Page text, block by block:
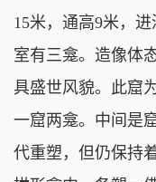
15米，通高9米，进
室有三龛。造像体
具盛世风貌。此窟
一窟两龛。中间是
代重塑，但仍保持